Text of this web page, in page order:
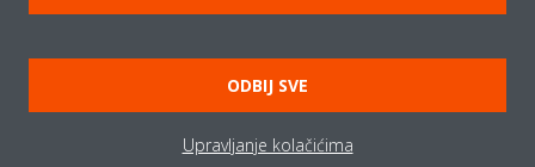
Pravna napomena
Obavijest o kolačićima
Pravilnik o zaštiti privatnosti podataka
Poslovna etika
Opći uvjeti prodaje
Data Act
ODBIJ SVE
Upravljanje kolačićima